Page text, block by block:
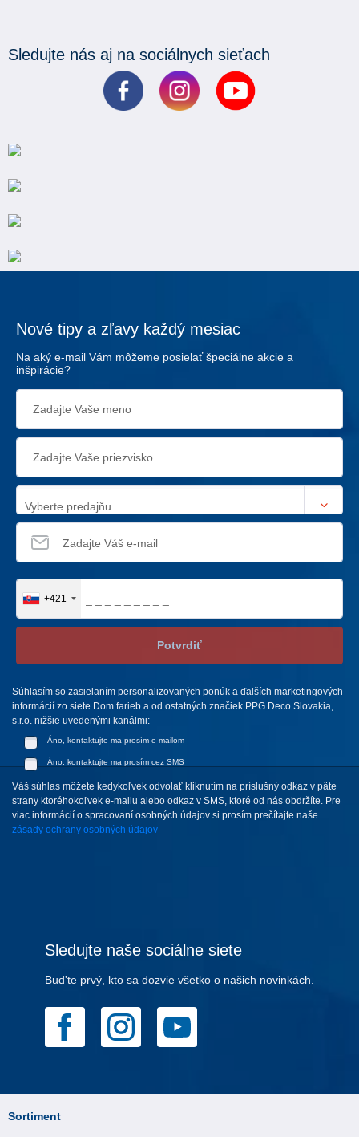
Sledujte nás aj na sociálnych sieťach
Nové tipy a zľavy každý mesiac
Na aký e-mail Vám môžeme posielať špeciálne akcie a
inšpirácie?
Vyberte predajňu
+421
Potvrdiť
Súhlasím so zasielaním personalizovaných ponúk a ďalších marketingových
informácií zo siete Dom farieb a od ostatných značiek PPG Deco Slovakia,
s.r.o. nižšie uvedenými kanálmi:
Áno, kontaktujte ma prosím e-mailom
Áno, kontaktujte ma prosím cez SMS
Váš súhlas môžete kedykoľvek odvolať kliknutím na príslušný odkaz v päte
strany ktoréhokoľvek e-mailu alebo odkaz v SMS, ktoré od nás obdržíte. Pre
viac informácií o spracovaní osobných údajov si prosím prečítajte naše
zásady ochrany osobných údajov
Sledujte naše sociálne siete
Bud'te prvý, kto sa dozvie všetko o našich novinkách.
Sortiment